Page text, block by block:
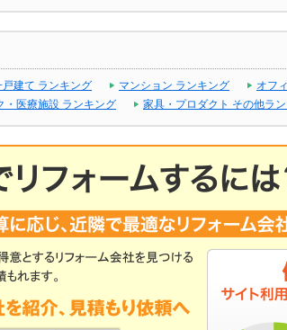
戸建て ランキング マンション ランキング
オフ
・医療施設 ランキング 家具・プロダクト その他ラ